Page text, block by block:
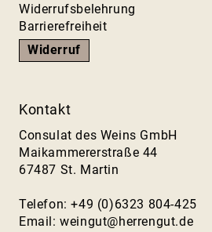
Widerrufsbelehrung
Barrierefreiheit
Widerruf
Kontakt
Consulat des Weins GmbH
Maikammererstraße 44
67487 St. Martin
Telefon: +49 (0)6323 804-425
Email:weingut@herrengut.de